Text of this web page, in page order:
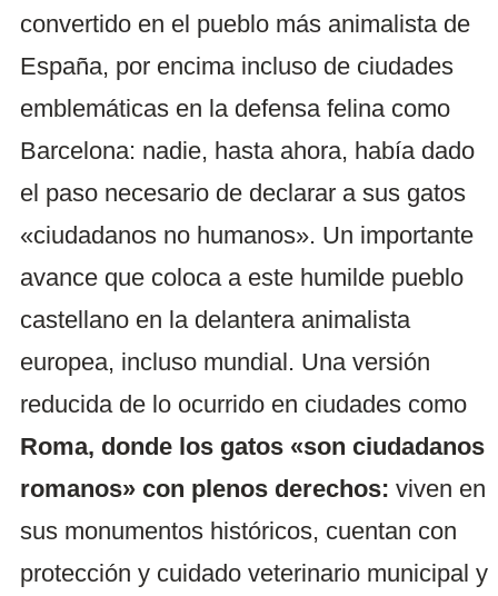
convertido en el pueblo más animalista de
España, por encima incluso de ciudades
emblemáticas en la defensa felina como
Barcelona: nadie, hasta ahora, había dado
el paso necesario de declarar a sus gatos
«ciudadanos no humanos». Un importante
avance que coloca a este humilde pueblo
castellano en la delantera animalista
europea, incluso mundial. Una versión
reducida de lo ocurrido en ciudades como
Roma, donde los gatos «son ciudadanos
romanos» con plenos derechos: viven en
sus monumentos históricos, cuentan con
protección y cuidado veterinario municipal y